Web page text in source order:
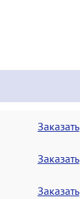
Заказать
Заказать
Заказать